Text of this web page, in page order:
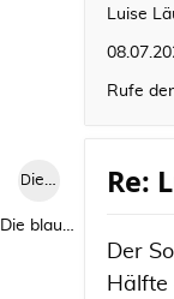
Luise
Rufe
Die blaue Luise
Die blaue Luise
Re:
Der
Hälfte